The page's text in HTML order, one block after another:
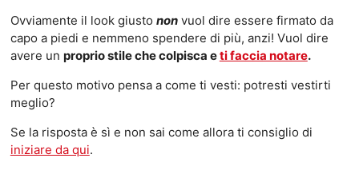
Ovviamente il look giusto nonvuol dire essere firmato da
capo a piedi e nemmeno spendere di più, anzi! Vuol dire
avere un proprio stile che colpisca eti faccia notare.
Per questo motivo pensa a come ti vesti: potresti vestirti
meglio?
Se la risposta è sì e non sai come allora ti consiglio di
iniziare da qui.